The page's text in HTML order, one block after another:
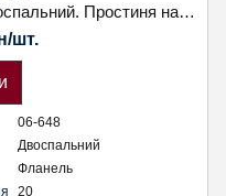
Постільна білизна фланель двоспальний. Простиня на резінці. Наволочка 70х70. Koloco
шт.
06-648
Двоспальний
Фланель
20